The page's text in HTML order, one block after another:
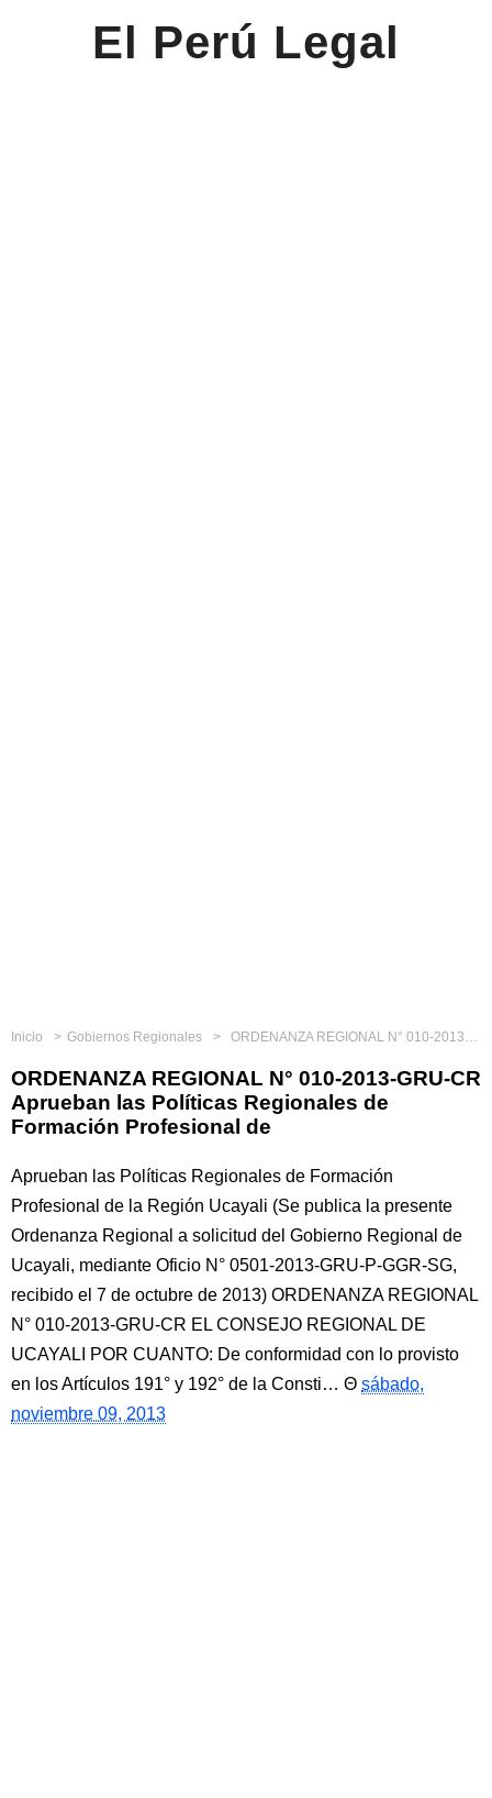
El Perú Legal
Inicio Gobiernos Regionales ORDENANZA REGIONAL N° 010-2013-GRU-CR Aprueban las Políticas Regionales de Formación Profesional de
ORDENANZA REGIONAL N° 010-2013-GRU-CR
Aprueban las Políticas Regionales de
Formación Profesional de
Aprueban las Políticas Regionales de Formación
Profesional de la Región Ucayali (Se publica la presente
Ordenanza Regional a solicitud del Gobierno Regional de
Ucayali, mediante Oficio N° 0501-2013-GRU-P-GGR-SG,
recibido el 7 de octubre de 2013) ORDENANZA REGIONAL
N° 010-2013-GRU-CR EL CONSEJO REGIONAL DE
UCAYALI POR CUANTO: De conformidad con lo provisto
en los Artículos 191° y 192° de la Consti…
sábado,
noviembre 09, 2013